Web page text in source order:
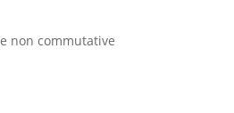
non commutative